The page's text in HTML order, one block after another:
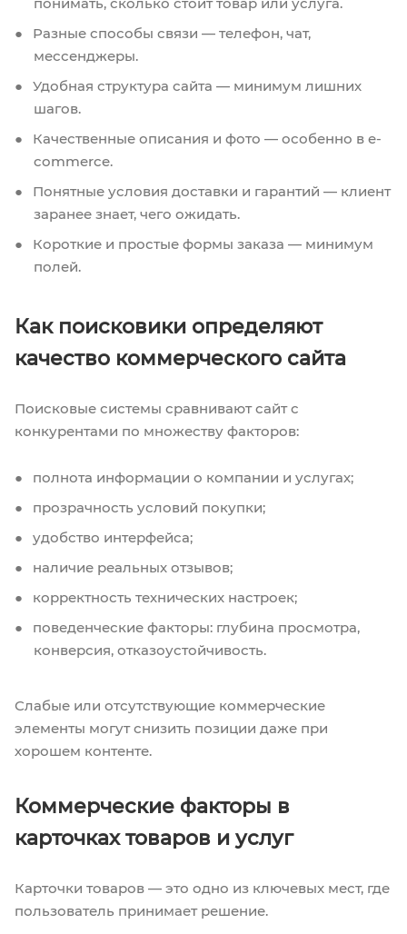
Разные способы связи — телефон, чат,
мессенджеры.
Удобная структура сайта — минимум лишних
шагов.
Качественные описания и фото — особенно в e-
commerce.
Понятные условия доставки и гарантий — клиент
заранее знает, чего ожидать.
Короткие и простые формы заказа — минимум
полей.
Как поисковики определяют
качество коммерческого сайта
Поисковые системы сравнивают сайт с
конкурентами по множеству факторов:
полнота информации о компании и услугах;
прозрачность условий покупки;
удобство интерфейса;
наличие реальных отзывов;
корректность технических настроек;
поведенческие факторы: глубина просмотра,
конверсия, отказоустойчивость.
Слабые или отсутствующие коммерческие
элементы могут снизить позиции даже при
хорошем контенте.
Коммерческие факторы в
карточках товаров и услуг
Карточки товаров — это одно из ключевых мест, где
пользователь принимает решение.